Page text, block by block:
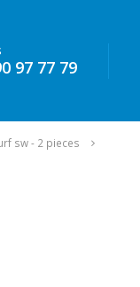
97 77 79
sw - 2 pieces